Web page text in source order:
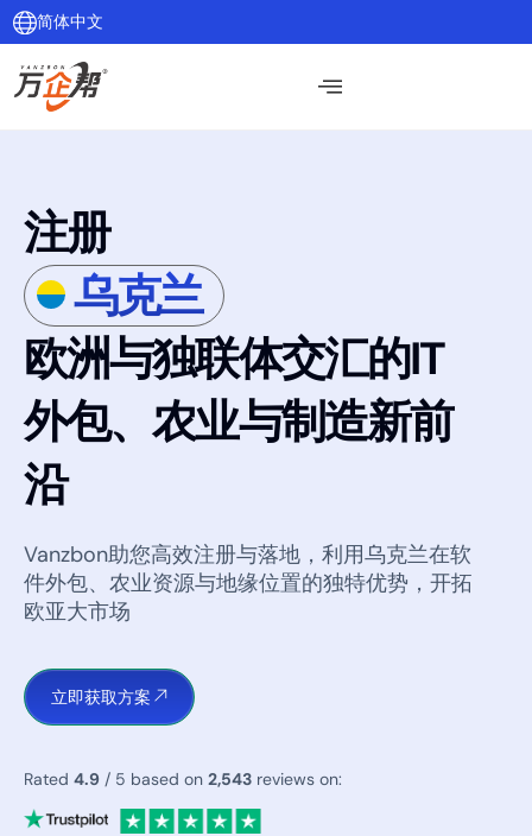
简体中文
注册
乌克兰
欧洲与独联体交汇的IT
外包、农业与制造新前
沿
Vanzbon助您高效注册与落地，利用乌克兰在软
件外包、农业资源与地缘位置的独特优势，开拓
欧亚大市场
立即获取方案
Rated 4.9 / 5 based on 2,543 reviews on: